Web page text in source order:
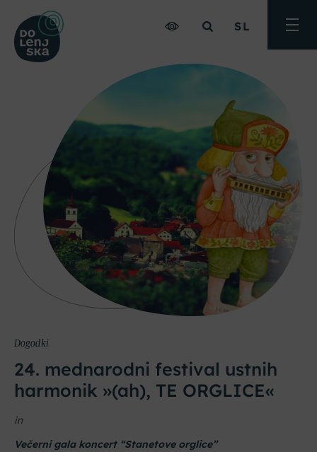
SL
Dogodki
24. mednarodni festival ustnih
harmonik »(ah), TE ORGLICE«
in
Večerni gala koncert “Stanetove orglice”